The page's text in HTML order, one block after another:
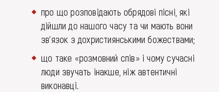
про що розповідають обрядові пісні, які
дійшли до нашого часу та чи мають вони
зв’язок з дохристиянськими божествами;
що таке «розмовний спів» і чому сучасні
люди звучать інакше, ніж автентичні
виконавці.